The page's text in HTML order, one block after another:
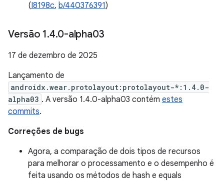
(I8198c, b/440376391)
Versão 1.4.0-alpha03
17 de dezembro de 2025
Lançamento de
androidx.wear.protolayout:protolayout-*:1.4.0-
alpha03 . A versão 1.4.0-alpha03 contém estes
commits.
Correções de bugs
Agora, a comparação de dois tipos de recursos
para melhorar o processamento e o desempenho é
feita usando os métodos de hash e equals